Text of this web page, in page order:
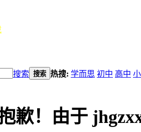
搜索 搜索 热搜: 学而思 初中 高中
歉！由于